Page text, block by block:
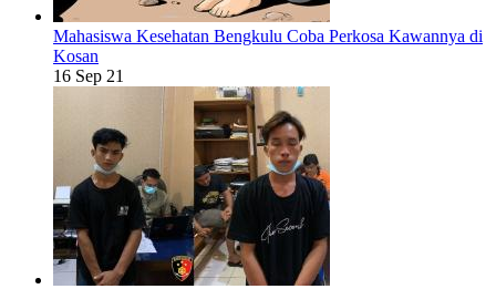
Mahasiswa Kesehatan Bengkulu Coba Perkosa Kawannya di
Kosan
16 Sep 21